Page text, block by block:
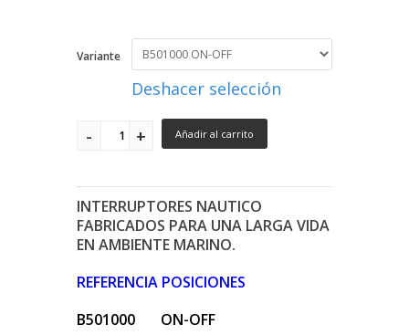
Variante
Deshacer selección
Añadir al carrito
INTERRUPTORES NAUTICO
FABRICADOS PARA UNA LARGA VIDA
EN AMBIENTE MARINO.
REFERENCIA POSICIONES
B501000 ON-OFF